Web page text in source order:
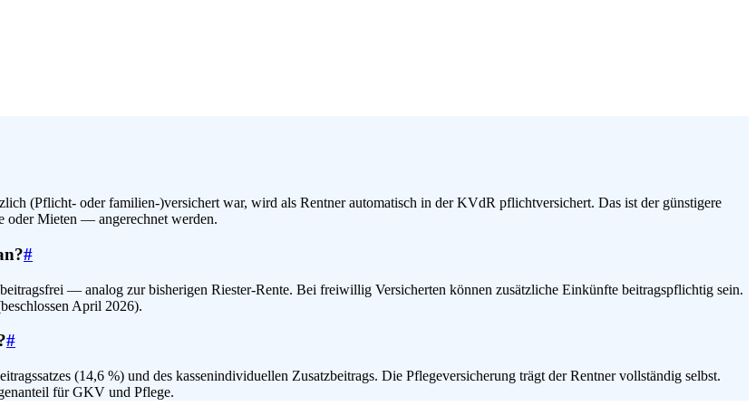
(Pflicht- oder familien-)versichert war, wird als Rentner automatisch in der KVdR pflichtversichert. Das ist der günstigere
oder Mieten — angerechnet werden.
#
— analog zur bisherigen Riester-Rente. Bei freiwillig Versicherten können zusätzliche Einkünfte beitragspflichtig sein.
April 2026).
#
(14,6 %) und des kassenindividuellen Zusatzbeitrags. Die Pflegeversicherung trägt der Rentner vollständig selbst.
für GKV und Pflege.